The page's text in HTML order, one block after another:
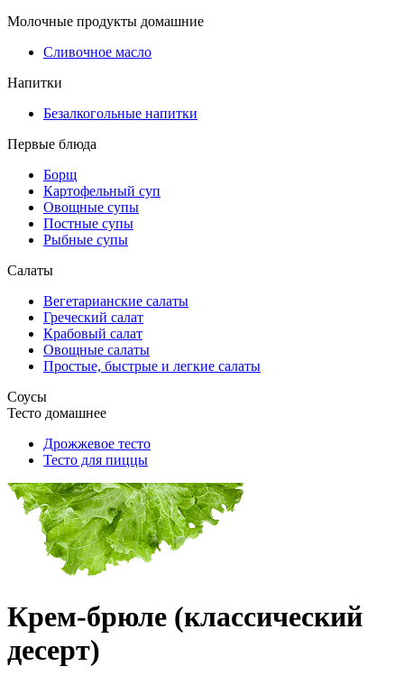
Молочные продукты домашние
Сливочное масло
Напитки
Безалкогольные напитки
Первые блюда
Борщ
Картофельный суп
Овощные супы
Постные супы
Рыбные супы
Салаты
Вегетарианские салаты
Греческий салат
Крабовый салат
Овощные салаты
Простые, быстрые и легкие салаты
Соусы
Тесто домашнее
Дрожжевое тесто
Тесто для пиццы
Крем-брюле (классический
десерт)